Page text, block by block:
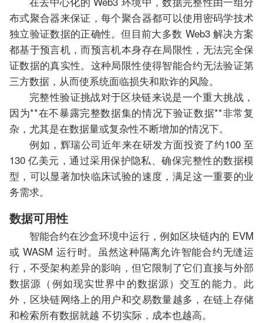
布式聚合器来保证，每个聚合器都可以使用密码学技术
独立验证数据的正确性。但目前大多数 Web3 解决方案
都基于预言机，而预言机本身存在局限性，无法完全保
证数据的真实性。这种局限性使得智能合约无法验证第
三方数据，从而使系统面临损失和欺诈的风险。
完整性验证挑战对于区块链来说是一个重大挑战，
因为**在不暴露完整数据集的情况下验证数据**非常复
杂，尤其是在数据量或复杂性不断增加的情况下。
例如，辉瑞公司近年来在研发方面投资了约100 至
130 亿美元，通过采用保护隐私、确保完整性的数据模
型，可以显著加快临床试验的速度，满足这一重要的业
务需求。
数据可用性
智能合约在沙盒环境中运行，例如区块链内的 EVM
或 WASM 运行时。虽然这种隔离允许智能合约无缝运
行，不受架构差异的影响，但它限制了它们直接与外部
数据源（例如现实世界中的数据源）交互的能力。此
外，区块链网络上的用户和交易数量越多，在链上存储
和检索所有数据就越 不切实际，成本也越高。